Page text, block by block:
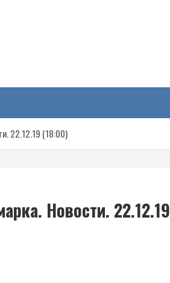
22.12.19 (18:00)
Новости. 22.12.19